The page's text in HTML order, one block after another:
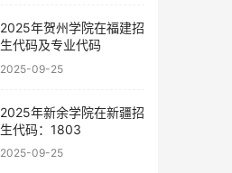
2025年贺州学院在福建招
生代码及专业代码
2025-09-25
2025年新余学院在新疆招
生代码：1803
2025-09-25